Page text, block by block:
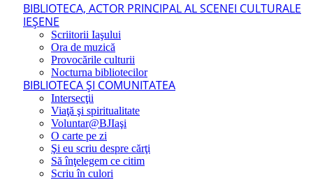
BIBLIOTECA, ACTOR PRINCIPAL AL SCENEI CULTURALE
IEŞENE
Scriitorii Iaşului
Ora de muzică
Provocările culturii
Nocturna bibliotecilor
BIBLIOTECA ŞI COMUNITATEA
Intersecţii
Viaţă şi spiritualitate
Voluntar@BJIaşi
O carte pe zi
Şi eu scriu despre cărţi
Să înţelegem ce citim
Scriu în culori